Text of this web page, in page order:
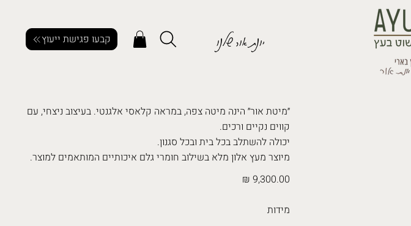
יונת אור שלנו קבעו פגישת ייעוץ
״מיטת אור״ הינה מיטה צפה, במראה קלאסי אלגנטי. בעיצוב ניצחי, עם
קווים נקיים ורכים.
יכולה להשתלב בכל בית ובכל סגנון.
מיוצר מעץ אלון מלא בשילוב חומרי גלם איכותיים המותאמים למוצר.
9,300.00 ₪
מידות